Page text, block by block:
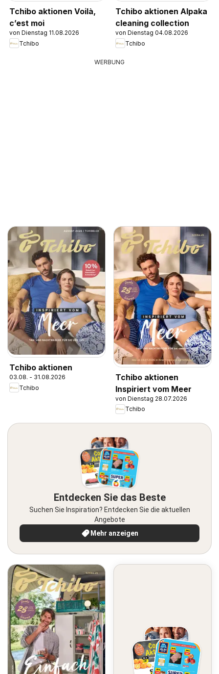
Tchibo aktionen Voilà,
c’est moi
von Dienstag 11.08.2026
Tchibo
Tchibo aktionen Alpaka
cleaning collection
von Dienstag 04.08.2026
Tchibo
WERBUNG
Tchibo aktionen
03.08. - 31.08.2026
Tchibo
Tchibo aktionen
Inspiriert vom Meer
von Dienstag 28.07.2026
Tchibo
Entdecken Sie das Beste
Suchen Sie Inspiration? Entdecken Sie die aktuellen
Angebote
Mehr anzeigen